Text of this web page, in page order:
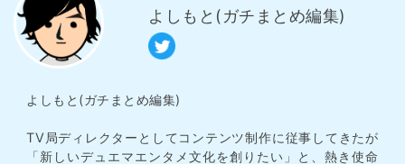
よしもと(ガチまとめ編集)
よしもと(ガチまとめ編集)
TV局ディレクターとしてコンテンツ制作に従事してきたが
「新しいデュエマエンタメ文化を創りたい」と、熱き使命